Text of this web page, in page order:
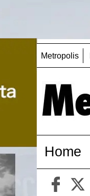
Metropolis
Home